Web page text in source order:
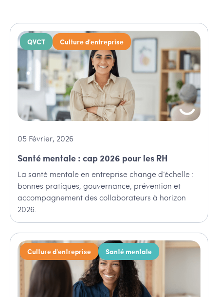
05 Février, 2026
Santé mentale : cap 2026 pour les RH
La santé mentale en entreprise change d’échelle :
bonnes pratiques, gouvernance, prévention et
accompagnement des collaborateurs à horizon
2026.
QVCT Culture d'entreprise
Culture d'entreprise Santé mentale